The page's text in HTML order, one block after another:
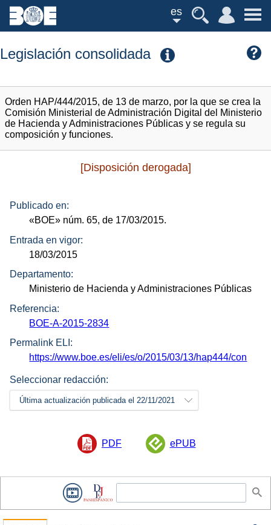
es
Legislación consolidada
Orden HAP/444/2015, de 13 de marzo, por la que se crea la
Comisión Ministerial de Administración Digital del Ministerio
de Hacienda y Administraciones Públicas y se regula su
composición y funciones.
[Disposición derogada]
Publicado en:
«BOE» núm. 65, de 17/03/2015.
Entrada en vigor:
18/03/2015
Departamento:
Ministerio de Hacienda y Administraciones Públicas
Referencia:
BOE-A-2015-2834
Permalink ELI:
https://www.boe.es/eli/es/o/2015/03/13/hap444/con
Seleccionar redacción:
Última actualización publicada el 22/11/2021
PDF ePUB